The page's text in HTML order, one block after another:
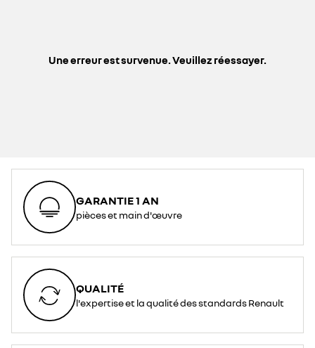
Une erreur est survenue. Veuillez réessayer.
GARANTIE 1 AN
pièces et main d'œuvre
QUALITÉ
l'expertise et la qualité des standards Renault